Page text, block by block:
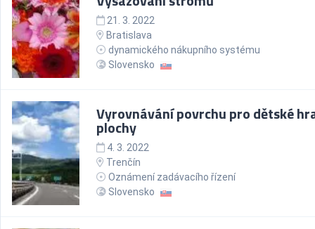
21. 3. 2022
Bratislava
dynamického nákupního systému
Slovensko
Vyrovnávání povrchu pro dětské
plochy
4. 3. 2022
Trenčín
Oznámení zadávacího řízení
Slovensko